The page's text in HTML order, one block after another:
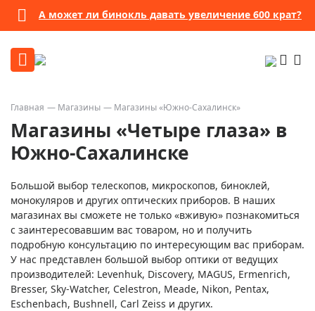
А может ли бинокль давать увеличение 600 крат?
Главная Магазины Магазины «Южно-Сахалинск»
Магазины «Четыре глаза» в
Южно-Сахалинске
Большой выбор телескопов, микроскопов, биноклей,
монокуляров и других оптических приборов. В наших
магазинах вы сможете не только «вживую» познакомиться
с заинтересовавшим вас товаром, но и получить
подробную консультацию по интересующим вас приборам.
У нас представлен большой выбор оптики от ведущих
производителей: Levenhuk, Discovery, MAGUS, Ermenrich,
Bresser, Sky-Watcher, Celestron, Meade, Nikon, Pentax,
Eschenbach, Bushnell, Carl Zeiss и других.